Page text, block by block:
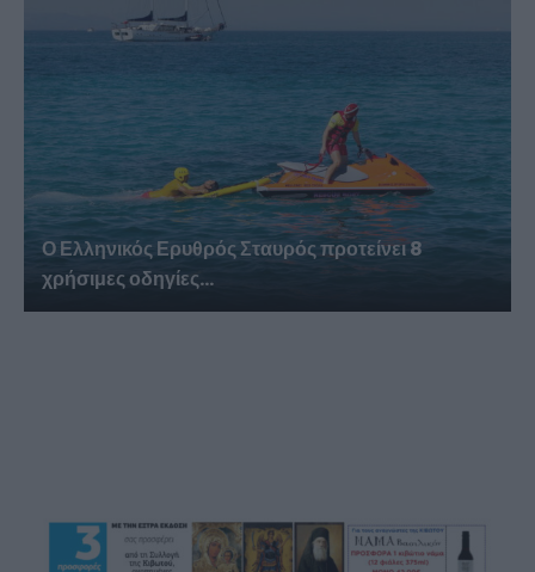
Ο Ελληνικός Ερυθρός Σταυρός προτείνει 8
χρήσιμες οδηγίες...